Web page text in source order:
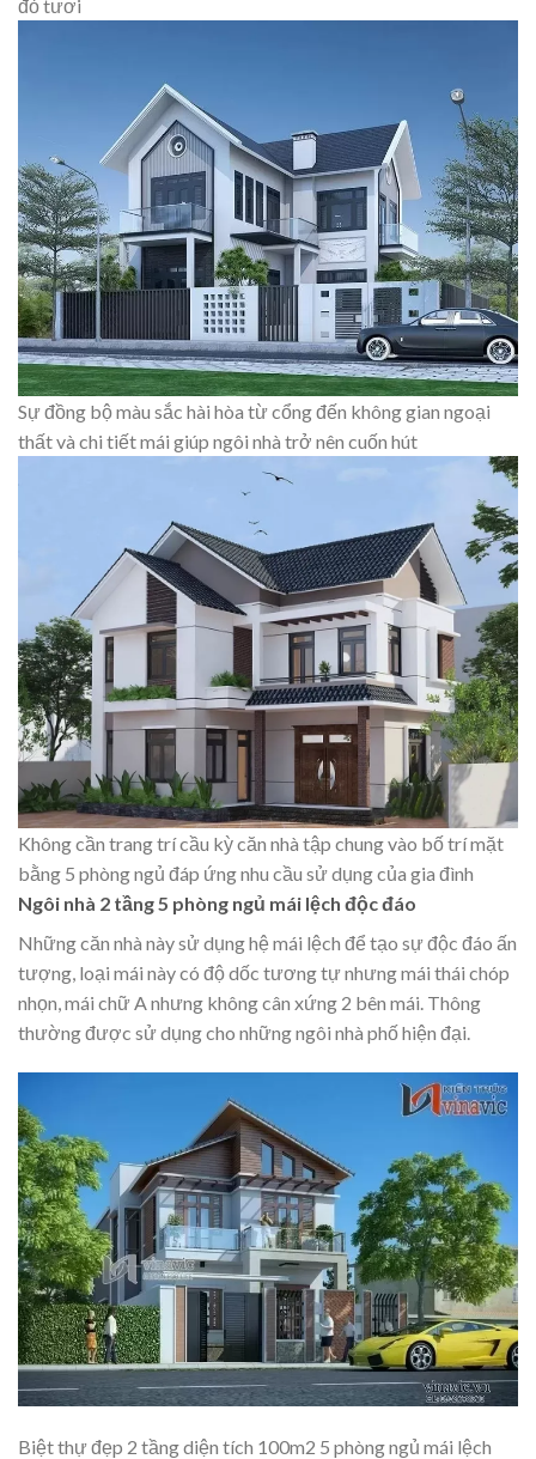
đỏ tươi
Sự đồng bộ màu sắc hài hòa từ cổng đến không gian ngoại
thất và chi tiết mái giúp ngôi nhà trở nên cuốn hút
Không cần trang trí cầu kỳ căn nhà tập chung vào bố trí mặt
bằng 5 phòng ngủ đáp ứng nhu cầu sử dụng của gia đình
Ngôi nhà 2 tầng 5 phòng ngủ mái lệch độc đáo
Những căn nhà này sử dụng hệ mái lệch để tạo sự độc đáo ấn
tượng, loại mái này có độ dốc tương tự nhưng mái thái chóp
nhọn, mái chữ A nhưng không cân xứng 2 bên mái. Thông
thường được sử dụng cho những ngôi nhà phố hiện đại.
Biệt thự đẹp 2 tầng diện tích 100m2 5 phòng ngủ mái lệch